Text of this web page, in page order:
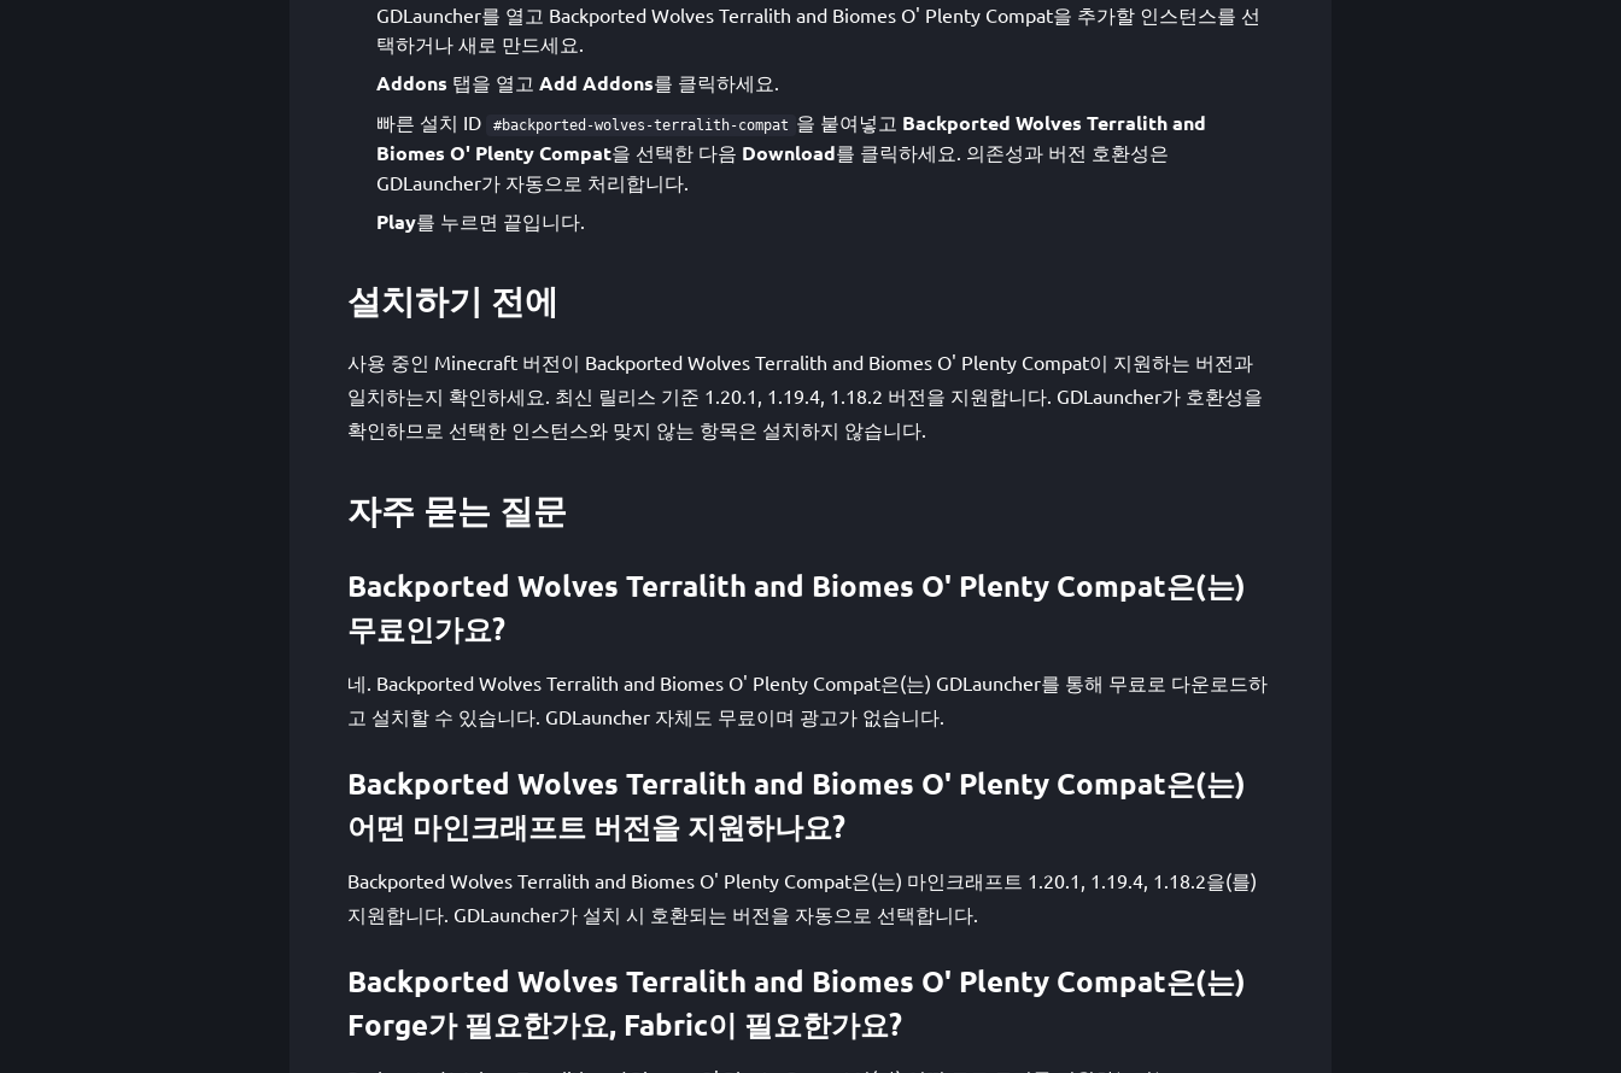
GDLauncher를 열고 Backported Wolves Terralith and Biomes O' Plenty Compat을 추가할 인스턴스를 선
택하거나 새로 만드세요.
Addons 탭을 열고 Add Addons를 클릭하세요.
빠른 설치 ID
#backported-wolves-terralith-compat 을 붙여넣고 Backported Wolves Terralith and
Biomes O' Plenty Compat을 선택한 다음 Download를 클릭하세요. 의존성과 버전 호환성은
GDLauncher가 자동으로 처리합니다.
Play를 누르면 끝입니다.
설치하기 전에
사용 중인 Minecraft 버전이 Backported Wolves Terralith and Biomes O' Plenty Compat이 지원하는 버전과
일치하는지 확인하세요. 최신 릴리스 기준 1.20.1, 1.19.4, 1.18.2 버전을 지원합니다. GDLauncher가 호환성을
확인하므로 선택한 인스턴스와 맞지 않는 항목은 설치하지 않습니다.
자주 묻는 질문
Backported Wolves Terralith and Biomes O' Plenty Compat은(는)
무료인가요?
네. Backported Wolves Terralith and Biomes O' Plenty Compat은(는) GDLauncher를 통해 무료로 다운로드하
고 설치할 수 있습니다. GDLauncher 자체도 무료이며 광고가 없습니다.
Backported Wolves Terralith and Biomes O' Plenty Compat은(는)
어떤 마인크래프트 버전을 지원하나요?
Backported Wolves Terralith and Biomes O' Plenty Compat은(는) 마인크래프트 1.20.1, 1.19.4, 1.18.2을(를)
지원합니다. GDLauncher가 설치 시 호환되는 버전을 자동으로 선택합니다.
Backported Wolves Terralith and Biomes O' Plenty Compat은(는)
Forge가 필요한가요, Fabric이 필요한가요?